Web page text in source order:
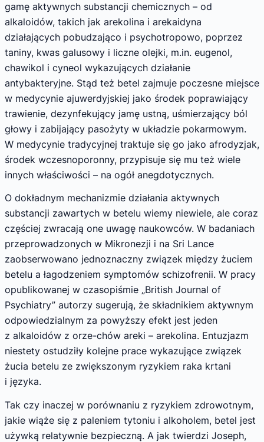
gamę aktywnych substancji chemicznych – od
alkaloidów, takich jak arekolina i arekaidyna
działających pobudzająco i psychotropowo, poprzez
taniny, kwas galusowy i liczne olejki, m.in. eugenol,
chawikol i cyneol wykazujących działanie
antybakteryjne. Stąd też betel zajmuje poczesne miejsce
w medycynie ajuwerdyjskiej jako środek poprawiający
trawienie, dezynfekujący jamę ustną, uśmierzający ból
głowy i zabijający pasożyty w układzie pokarmowym.
W medycynie tradycyjnej traktuje się go jako afrodyzjak,
środek wczesnoporonny, przypisuje się mu też wiele
innych właściwości – na ogół anegdotycznych.
O dokładnym mechanizmie działania aktywnych
substancji zawartych w betelu wiemy niewiele, ale coraz
częściej zwracają one uwagę naukowców. W badaniach
przeprowadzonych w Mikronezji i na Sri Lance
zaobserwowano jednoznaczny związek między żuciem
betelu a łagodzeniem symptomów schizofrenii. W pracy
opublikowanej w czasopiśmie „British Journal of
Psychiatry” autorzy sugerują, że składnikiem aktywnym
odpowiedzialnym za powyższy efekt jest jeden
z alkaloidów z orze-chów areki – arekolina. Entuzjazm
niestety ostudziły kolejne prace wykazujące związek
żucia betelu ze zwiększonym ryzykiem raka krtani
i języka.
Tak czy inaczej w porównaniu z ryzykiem zdrowotnym,
jakie wiąże się z paleniem tytoniu i alkoholem, betel jest
używką relatywnie bezpieczną. A jak twierdzi Joseph,